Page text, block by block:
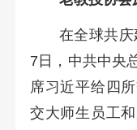
在全球共庆
7日，中共中央
席习近平给四
交大师生员工